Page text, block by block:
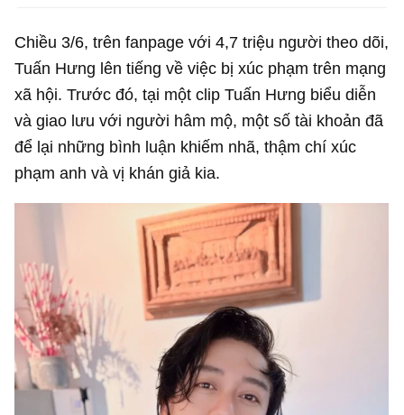
Chiều 3/6, trên fanpage với 4,7 triệu người theo dõi,
Tuấn Hưng lên tiếng về việc bị xúc phạm trên mạng
xã hội. Trước đó, tại một clip Tuấn Hưng biểu diễn
và giao lưu với người hâm mộ, một số tài khoản đã
để lại những bình luận khiếm nhã, thậm chí xúc
phạm anh và vị khán giả kia.